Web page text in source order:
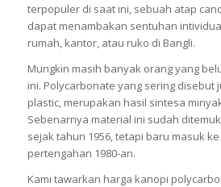
terpopuler di saat ini, sebuah atap
dapat menambakan sentuhan
rumah, kantor, atau ruko di Bangli.
Mungkin masih banyak orang yang
ini. Polycarbonate yang sering disebut
plastic, merupakan hasil sintesa
Sebenarnya material ini sudah
sejak tahun 1956, tetapi baru masuk
pertengahan 1980-an.
Kami tawarkan harga kanopi